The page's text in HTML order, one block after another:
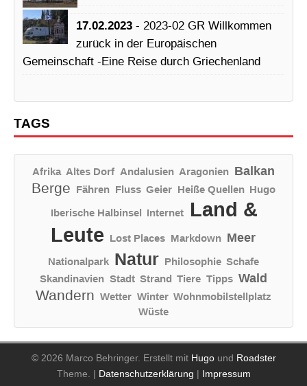
17.02.2023 - 2023-02 GR Willkommen
zurück in der Europäischen
Gemeinschaft -Eine Reise durch Griechenland
TAGS
Afrika Altes Dorf Andalusien Aragonien Balkan
Berge Fähren Fluss Geier Heiße Quellen Hugo
Iberische Halbinsel Internet
Land &
Leute Lost Places Markdown Meer
Nationalpark Natur Philosophie Schafe
Skandinavien Stadt Strand Tiere Tipps Wald
Wandern Wetter Winter Wohnmobilstellplatz
Wüste
© 2026 Marco Behringer. Erstellt mit Hugound Roadster
Theme.
| Datenschutzerklärung | Impressum